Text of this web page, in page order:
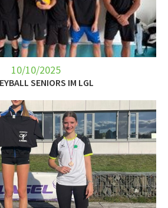
10/10/2025
SENIORS IM LGL